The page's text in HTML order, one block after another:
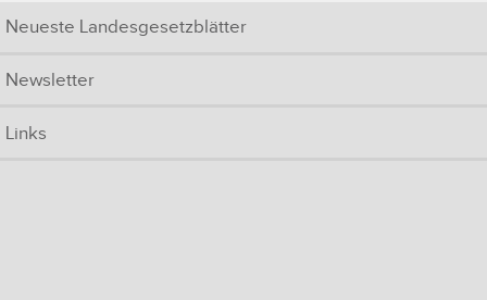
Neueste Landesgesetzblätter
Newsletter
Links